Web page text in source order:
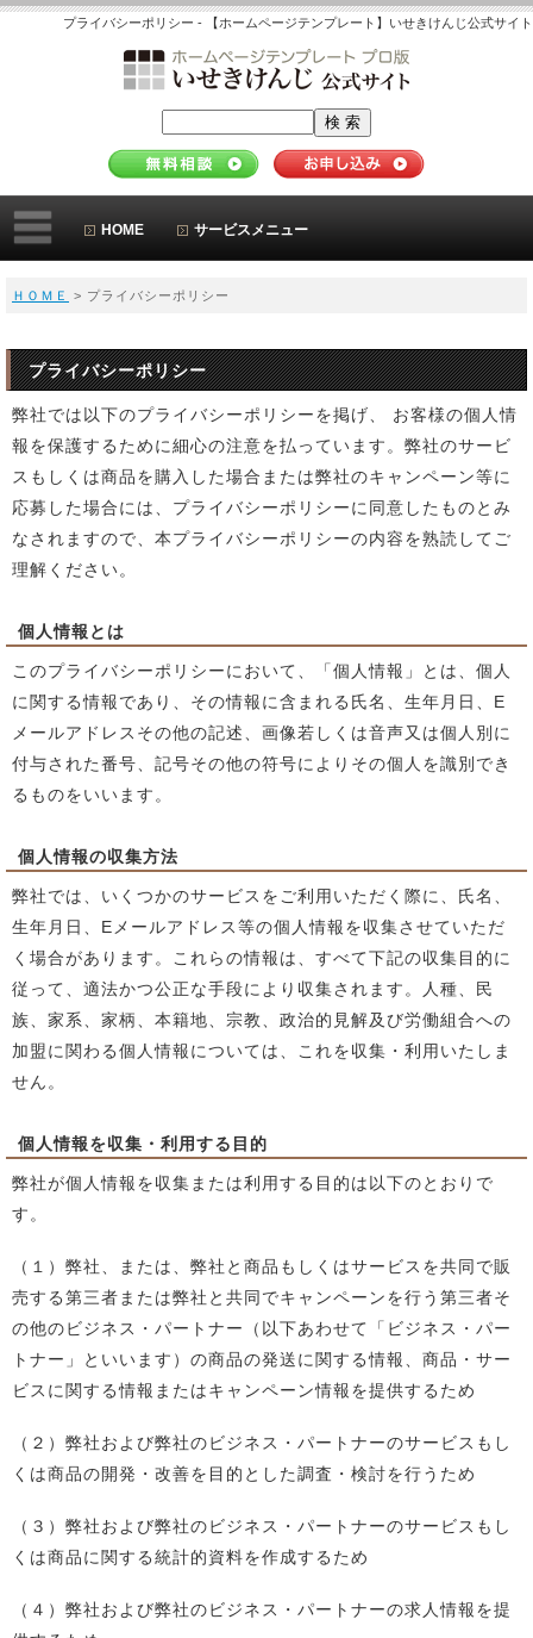
プライバシーポリシー - 【ホームページテンプレート】いせきけんじ公式サイト
HOME サービスメニュー
ＨＯＭＥ > プライバシーポリシー
プライバシーポリシー
弊社では以下のプライバシーポリシーを掲げ、 お客様の個人情
報を保護するために細心の注意を払っています。弊社のサービ
スもしくは商品を購入した場合または弊社のキャンペーン等に
応募した場合には、プライバシーポリシーに同意したものとみ
なされますので、本プライバシーポリシーの内容を熟読してご
理解ください。
個人情報とは
このプライバシーポリシーにおいて、「個人情報」とは、個人
に関する情報であり、その情報に含まれる氏名、生年月日、E
メールアドレスその他の記述、画像若しくは音声又は個人別に
付与された番号、記号その他の符号によりその個人を識別でき
るものをいいます。
個人情報の収集方法
弊社では、いくつかのサービスをご利用いただく際に、氏名、
生年月日、Eメールアドレス等の個人情報を収集させていただ
く場合があります。これらの情報は、すべて下記の収集目的に
従って、適法かつ公正な手段により収集されます。人種、民
族、家系、家柄、本籍地、宗教、政治的見解及び労働組合への
加盟に関わる個人情報については、これを収集・利用いたしま
せん。
個人情報を収集・利用する目的
弊社が個人情報を収集または利用する目的は以下のとおりで
す。
（１）弊社、または、弊社と商品もしくはサービスを共同で販
売する第三者または弊社と共同でキャンペーンを行う第三者そ
の他のビジネス・パートナー（以下あわせて「ビジネス・パー
トナー」といいます）の商品の発送に関する情報、商品・サー
ビスに関する情報またはキャンペーン情報を提供するため
（２）弊社および弊社のビジネス・パートナーのサービスもし
くは商品の開発・改善を目的とした調査・検討を行うため
（３）弊社および弊社のビジネス・パートナーのサービスもし
くは商品に関する統計的資料を作成するため
（４）弊社および弊社のビジネス・パートナーの求人情報を提